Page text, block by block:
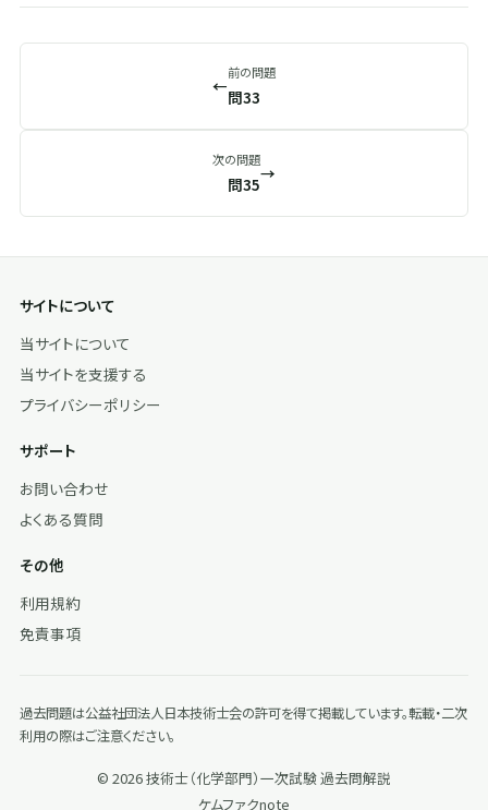
←
前の問題
問33
次の問題
問35
→
サイトについて
当サイトについて
当サイトを支援する
プライバシーポリシー
サポート
お問い合わせ
よくある質問
その他
利用規約
免責事項
過去問題は公益社団法人日本技術士会の許可を得て掲載しています。転載・二次
利用の際はご注意ください。
© 2026 技術士（化学部門）一次試験 過去問解説
ケムファクnote